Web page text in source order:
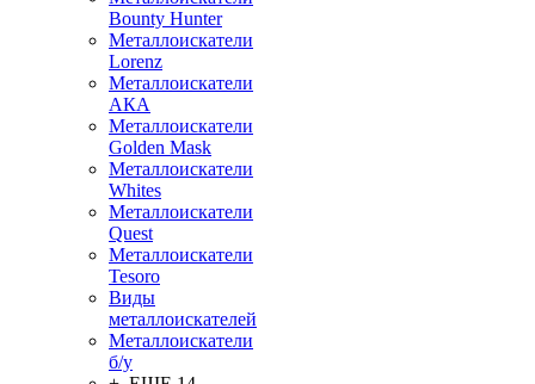
Bounty Hunter
Металлоискатели
Lorenz
Металлоискатели
АКА
Металлоискатели
Golden Mask
Металлоискатели
Whites
Металлоискатели
Quest
Металлоискатели
Tesoro
Виды
металлоискателей
Металлоискатели
б/у